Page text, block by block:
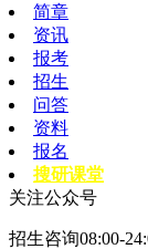
简章
资讯
报考
招生
问答
资料
报名
搜研课堂
关注公众号
招生咨询08:00-